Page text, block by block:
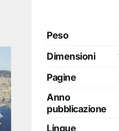
Peso
Dimensioni
Pagine
Anno
pubblicazione
Lingue